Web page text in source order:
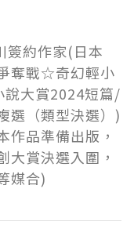
簽約作家(日本
奪戰☆奇幻輕小
說大賞2024短篇/
選（類型決選）)
作品準備出版，
大賞決選入圍，
媒合)